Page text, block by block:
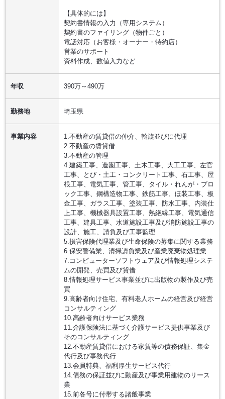
【具体的には】
契約書情報の入力（専用システム）
契約書のファイリング（物件ごと）
電話対応（お客様・オーナー・特約店）
営業のサポート
資料作成、数値入力など
年収 390万～490万
勤務地 埼玉県
事業内容
1.不動産の賃貸借の仲介、斡旋並びに代理
2.不動産の賃貸借
3.不動産の管理
4.建築工事、造園工事、土木工事、大工工事、左官
工事、とび・土工・コンクリート工事、石工事、屋
根工事、電気工事、管工事、タイル・れんが・ブロ
ック工事、鋼構造物工事、鉄筋工事、ほ装工事、板
金工事、ガラス工事、塗装工事、防水工事、内装仕
上工事、機械器具設置工事、熱絶縁工事、電気通信
工事、建具工事、水道施設工事及び消防施設工事の
設計、施工、請負及び工事監理
5.損害保険代理業及び生命保険の募集に関する業務
6.保安警備業、清掃請負業及び産業廃棄物処理業
7.コンピューターソフトウェア及び情報処理システ
ムの開発、売買及び貸借
8.情報処理サービス事業並びに出版物の製作及び売
買
9.高齢者向け住宅、有料老人ホームの経営及び経営
コンサルティング
10.高齢者向けサービス業務
11.介護保険法に基づく介護サービス提供事業及び
そのコンサルティング
12.不動産賃貸借における家賃等の債務保証、集金
代行及び事務代行
13.会員特典、福利厚生サービス代行
14.債務の保証並びに動産及び事業用建物のリース
業
15.前各号に付帯する諸般事業